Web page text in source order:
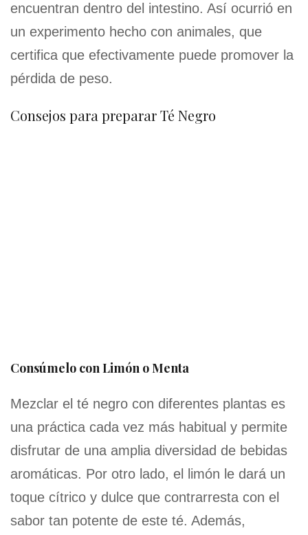
encuentran dentro del intestino. Así ocurrió en
un experimento hecho con animales, que
certifica que efectivamente puede promover la
pérdida de peso.
Consejos para preparar Té Negro
Consúmelo con Limón o Menta
Mezclar el té negro con diferentes plantas es
una práctica cada vez más habitual y permite
disfrutar de una amplia diversidad de bebidas
aromáticas. Por otro lado, el limón le dará un
toque cítrico y dulce que contrarresta con el
sabor tan potente de este té. Además,